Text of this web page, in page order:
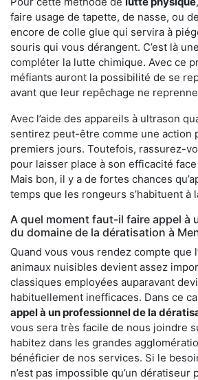
faire usage de tapette, de nasse, ou
encore de colle glue qui servira à
souris qui vous dérangent. C’est là
compléter la lutte chimique. Avec ce
méfiants auront la possibilité de se
avant que leur repêchage ne
Avec l’aide des appareils à ultrason
sentirez peut-être comme une action
premiers jours. Toutefois, rassurez-
pour laisser place à son efficacité
Mais bon, il y a de fortes chances
temps que les rongeurs s’habituent à
A quel moment faut-il faire appel à
du domaine de la dératisation à
Quand vous vous rendez compte que
animaux nuisibles devient assez
classiques employées auparavant
habituellement inefficaces. Dans ce
appel à un professionnel de la
vous sera très facile de nous joindre
habitez dans les grandes
bénéficier de nos services. Si le
n’est pas impossible qu’un dératiseur